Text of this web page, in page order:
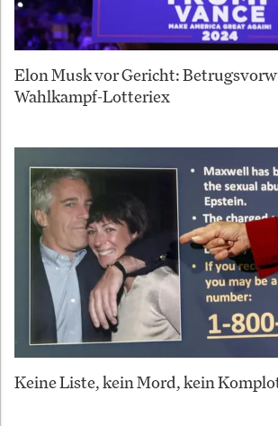
Elon Musk vor Gericht:
Wahlkampf-Lotteriex
Keine Liste, kein Mord, kein